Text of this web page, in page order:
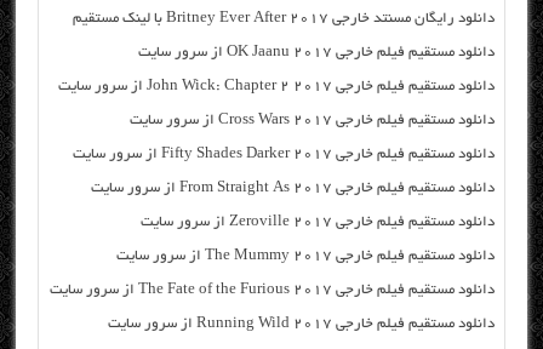
دانلود رایگان مسنتد خارجی Britney Ever After 2017 با لینک مستقیم
دانلود مستقیم فیلم خارجی OK Jaanu 2017 از سرور سایت
دانلود مستقیم فیلم خارجی John Wick: Chapter 2 2017 از سرور سایت
دانلود مستقیم فیلم خارجی Cross Wars 2017 از سرور سایت
دانلود مستقیم فیلم خارجی Fifty Shades Darker 2017 از سرور سایت
دانلود مستقیم فیلم خارجی From Straight As 2017 از سرور سایت
دانلود مستقیم فیلم خارجی Zeroville 2017 از سرور سایت
دانلود مستقیم فیلم خارجی The Mummy 2017 از سرور سایت
دانلود مستقیم فیلم خارجی The Fate of the Furious 2017 از سرور سایت
دانلود مستقیم فیلم خارجی Running Wild 2017 از سرور سایت